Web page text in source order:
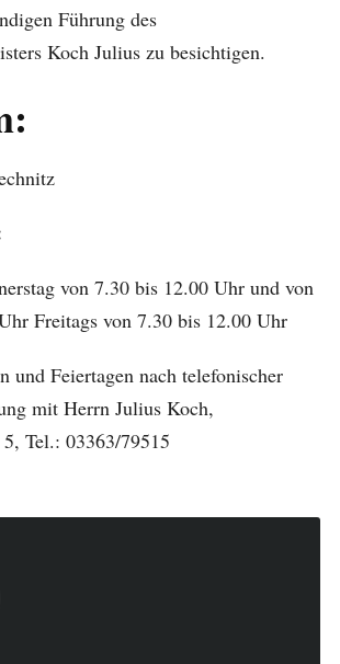
Führung des
Koch Julius zu besichtigen.
von 7.30 bis 12.00 Uhr und von
Freitags von 7.30 bis 12.00 Uhr
und Feiertagen nach telefonischer
mit Herrn Julius Koch,
Tel.: 03363/79515